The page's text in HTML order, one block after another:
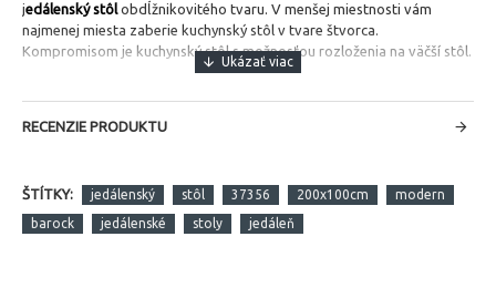
jedálenský stôlobdĺžnikovitého tvaru. V menšej miestnosti vám
najmenej miesta zaberie kuchynský stôl v tvare štvorca.
Kompromisom je kuchynský stôl s možnosťou rozloženia na väčší stôl.
RECENZIE PRODUKTU
ŠTÍTKY: jedálenský stôl 37356 200x100cm modern
barock jedálenské stoly jedáleň